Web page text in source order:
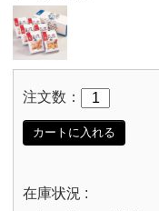
注文数：
カートに入れる
在庫状況 :